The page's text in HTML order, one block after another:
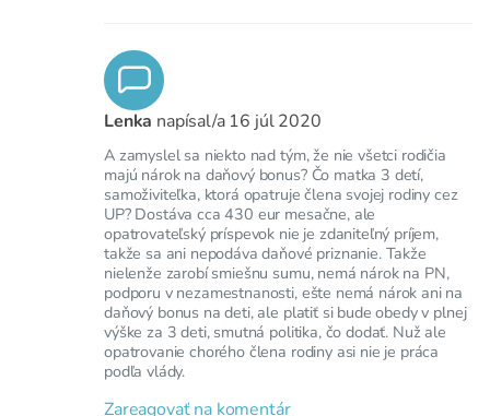
Lenka napísal/a 16 júl 2020
A zamyslel sa niekto nad tým, že nie všetci rodičia
majú nárok na daňový bonus? Čo matka 3 detí,
samoživiteľka, ktorá opatruje člena svojej rodiny cez
UP? Dostáva cca 430 eur mesačne, ale
opatrovateľský príspevok nie je zdaniteľný príjem,
takže sa ani nepodáva daňové priznanie. Takže
nielenže zarobí smiešnu sumu, nemá nárok na PN,
podporu v nezamestnanosti, ešte nemá nárok ani na
daňový bonus na deti, ale platiť si bude obedy v plnej
výške za 3 deti, smutná politika, čo dodať. Nuž ale
opatrovanie chorého člena rodiny asi nie je práca
podľa vlády.
Zareagovať na komentár